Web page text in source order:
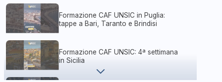
Formazione CAF UNSIC in Puglia:
tappe a Bari, Taranto e Brindisi
Formazione CAF UNSIC: 4ª settimana
in Sicilia